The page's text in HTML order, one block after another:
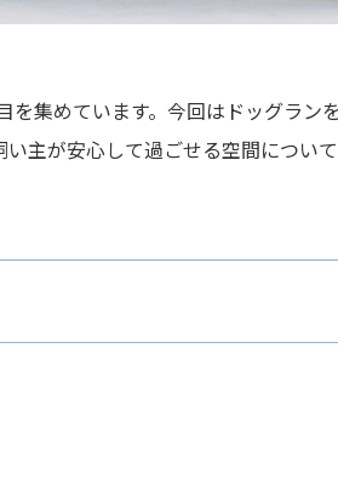
集めています。今回はドッグラン
主が安心して過ごせる空間について